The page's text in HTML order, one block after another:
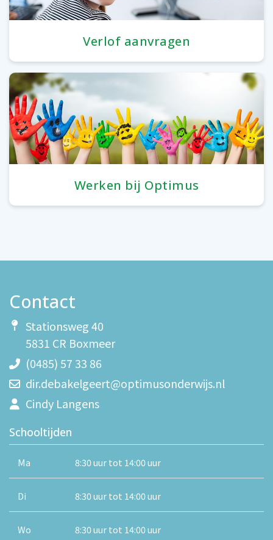
Verlof aanvragen
Werken bij Optimus
Contact
Stationsweg 40
5831 CR Boxmeer
(0485) 57 33 86
dir.debakelgeert@optimusonderwijs.nl
Cindy Langens
Schooltijden
Ma 8:30 uur tot 14:00 uur
Di 8:30 uur tot 14:00 uur
Wo 8:30 uur tot 14:00 uur